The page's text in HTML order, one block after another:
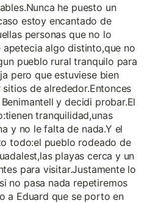
he puesto un
estoy encantado de
personas que no lo
algo distinto,que no
pueblo rural tranquilo para
pero que estuviese bien
de alrededor.Entonces
y decidi probar.El
tranquilidad,unas
y no le falta de nada.Y el
todo:el pueblo rodeado de
playas cerca y un
para visitar.Justamente lo
no pasa nada repetiremos
a Eduard que se porto en